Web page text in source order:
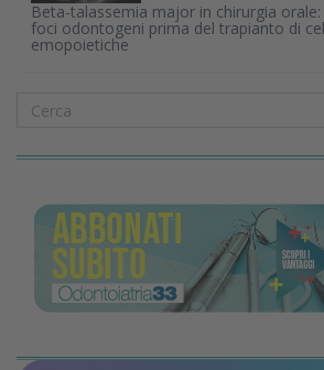
Beta-talassemia major in chirurgia
foci odontogeni prima del trapianto di
emopoietiche